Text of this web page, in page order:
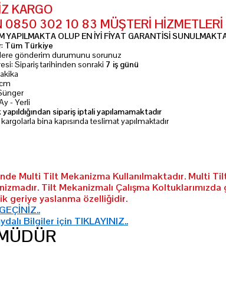
KARGO
0850 302 10 83 MÜŞTERİ HİZMETLERİ
YAPILMAKTA OLUP EN İYİ FİYAT GARANTİSİ
Tüm Türkiye
gönderim durumunu sorunuz
Sipariş tarihinden sonraki 7 iş günü
- Yerli
sipariş iptali yapılamamaktadır
bina kapısında teslimat yapılmaktadır
Multi Tilt Mekanizma Kullanılmaktadır. Multi
Tilt Mekanizmalı Çalışma
geriye yaslanma özelliğidir.
Bilgiler için TIKLAYINIZ..